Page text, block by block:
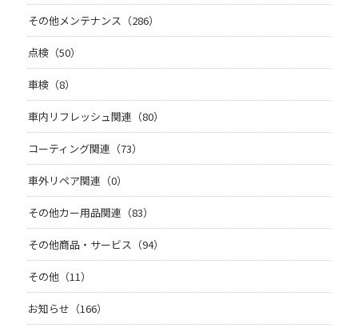
その他メンテナンス（286）
点検（50）
車検（8）
車内リフレッシュ関連（80）
コーティング関連（73）
車外リペア関連（0）
その他カー用品関連（83）
その他商品・サービス（94）
その他（11）
お知らせ（166）